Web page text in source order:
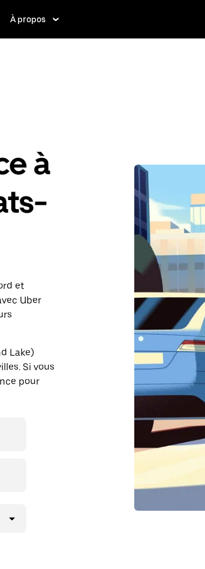
À propos
à
et
Uber
Lake)
Si vous
pour